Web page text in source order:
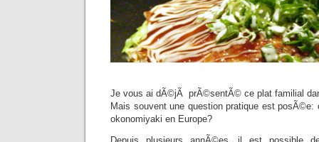
Je vous ai dÃ©jÃ prÃ©sentÃ© ce plat familial
Mais souvent une question pratique est posÃ©e:
okonomiyaki en Europe?